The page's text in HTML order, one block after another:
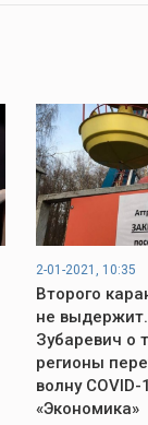
2-01-2021, 10:35
Второго
не
Зубаревич о
регионы
волну COVID-
«Экономика»